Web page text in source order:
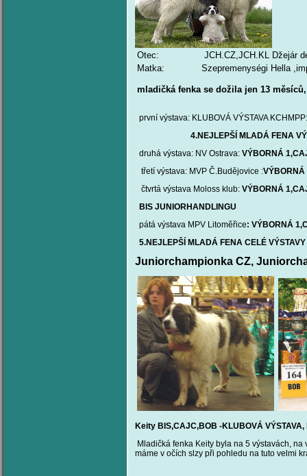
Otec:
JCH.CZ,JCH.KL Džejár
Matka:
Szepremenységi Hella
mladičká fenka se dožila jen 13
první výstava: KLUBOVÁ VÝSTAVA
4.NEJLEPŠÍ MLADÁ FENA
druhá výstava: NV Ostrava: VÝBORNÁ
třetí výstava: MVP Č.Budějovice :
čtvrtá výstava Moloss klub: VÝBORNÁ
BIS JUNIORHANDLINGU
pátá výstava MPV Litoměřice: VÝBORNÁ
5.NEJLEPŠÍ MLADÁ FENA CELÉ VÝSTAVY
Juniorchampionka CZ,
Keity BIS,CAJC,BOB -KLUBOVÁ
Mladičká fenka Keity byla na 5 výstavách,
máme v očích slzy při pohledu na tuto velmi